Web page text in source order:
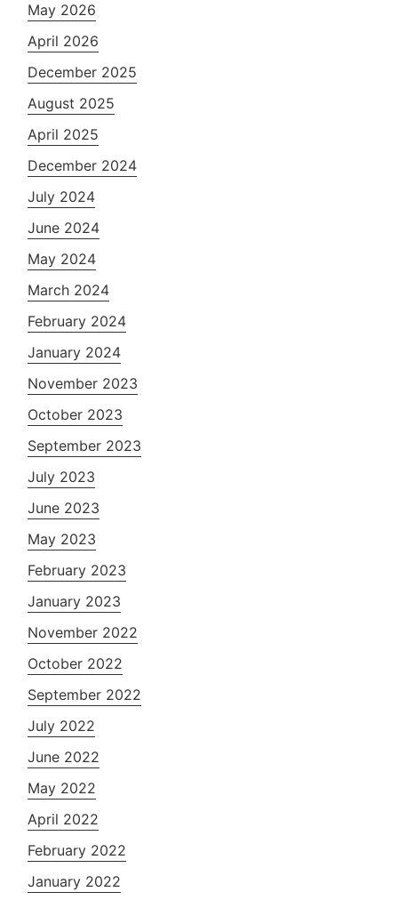
May 2026
April 2026
December 2025
August 2025
April 2025
December 2024
July 2024
June 2024
May 2024
March 2024
February 2024
January 2024
November 2023
October 2023
September 2023
July 2023
June 2023
May 2023
February 2023
January 2023
November 2022
October 2022
September 2022
July 2022
June 2022
May 2022
April 2022
February 2022
January 2022